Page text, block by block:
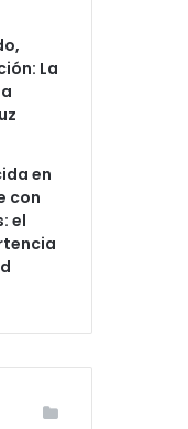
La
en
con
el